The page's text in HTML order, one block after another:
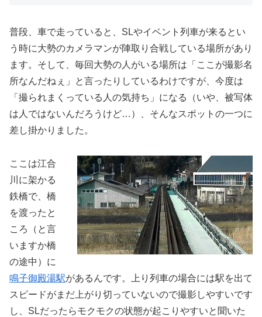
普段、車で走っていると、SLやイベント列車が来るとい
う時に大勢のカメラマンが陣取り合戦している場所があり
ます。そして、毎回大勢の人がいる場所は「ここが撮影名
所なんだねぇ」と言ったりしているわけですが、今度は
「撮られまくっている人の気持ち」になる（いや、被写体
は人ではないんだろうけど…）、そんなスポットの一つに
差し掛かりました。
ここは江合
川に架かる
鉄橋で、橋
を渡ったと
ころ（と言
いますか橋
の途中）に
鳴子御殿湯駅があるんです。上り列車の場合には駅を出て
スピードがまだ上がり切っていないので撮影しやすいです
し、SLだったらモクモクの状態が起こりやすいと聞いた